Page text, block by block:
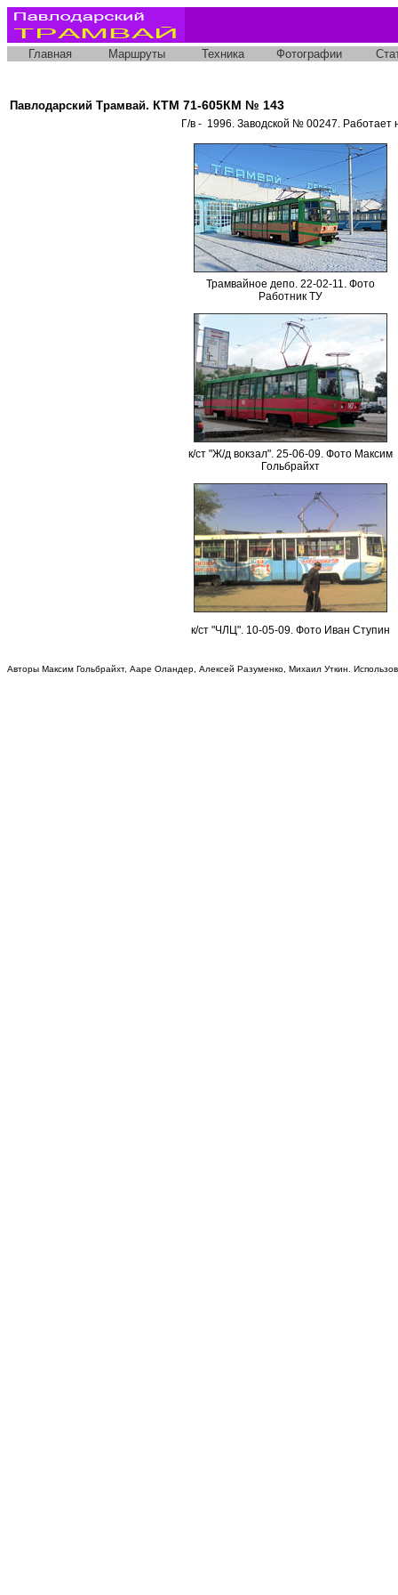
Главная Маршруты Техника Фотографии
Павлодарский Трамвай. КТМ 71-605КМ № 143
Г/в - 1996. Заводской № 00247. Работает
Трамвайное депо. 22-02-11. Фото
Работник ТУ
к/ст "Ж/д вокзал". 25-06-09. Фото Максим
Гольбрайхт
к/ст "ЧЛЦ". 10-05-09. Фото Иван Ступин
Авторы Максим Гольбрайхт, Ааре Оландер, Алексей Разуменко, Михаил Уткин.